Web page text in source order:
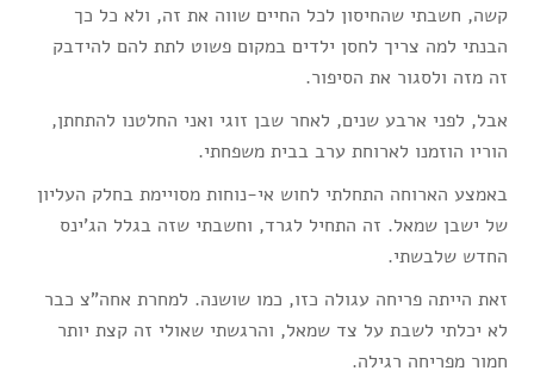
קשה, חשבתי שהחיסון לכל החיים שווה את זה, ולא כל כך
הבנתי למה צריך לחסן ילדים במקום פשוט לתת להם להידבק
זה מזה ולסגור את הסיפור.
אבל, לפני ארבע שנים, לאחר שבן זוגי ואני החלטנו להתחתן,
הוריו הוזמנו לארוחת ערב בבית משפחתי.
באמצע הארוחה התחלתי לחוש אי-נוחות מסויימת בחלק העליון
של ישבן שמאל. זה התחיל לגרד, וחשבתי שזה בגלל הג'ינס
החדש שלבשתי.
זאת הייתה פריחה עגולה כזו, כמו שושנה. למחרת אחה"צ כבר
לא יכלתי לשבת על צד שמאל, והרגשתי שאולי זה קצת יותר
חמור מפריחה רגילה.